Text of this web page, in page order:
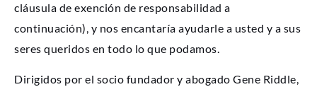
cláusula de exención de responsabilidad a
continuación), y nos encantaría ayudarle a usted y a sus
seres queridos en todo lo que podamos.
Dirigidos por el socio fundador y abogado Gene Riddle,